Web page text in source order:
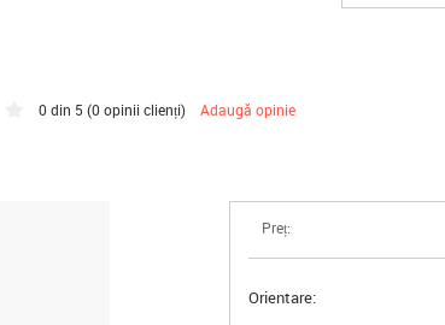
0 din 5 (0 opinii clienți) Adaugă opinie
Preț:
Orientare: